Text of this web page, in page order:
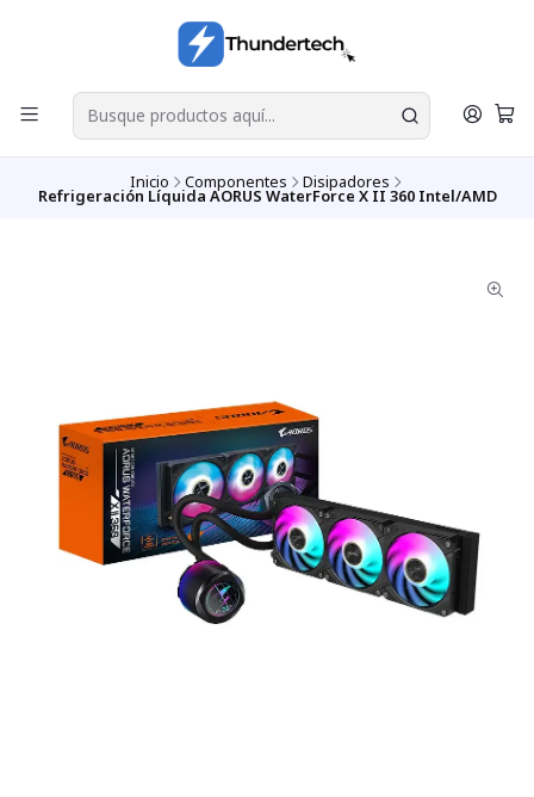
Inicio Componentes Disipadores
Refrigeración Líquida AORUS WaterForce X II 360 Intel/AMD